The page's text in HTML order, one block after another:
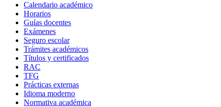
Calendario académico
Horarios
Guías docentes
Exámenes
Seguro escolar
Trámites académicos
Títulos y certificados
RAC
TFG
Prácticas externas
Idioma moderno
Normativa académica